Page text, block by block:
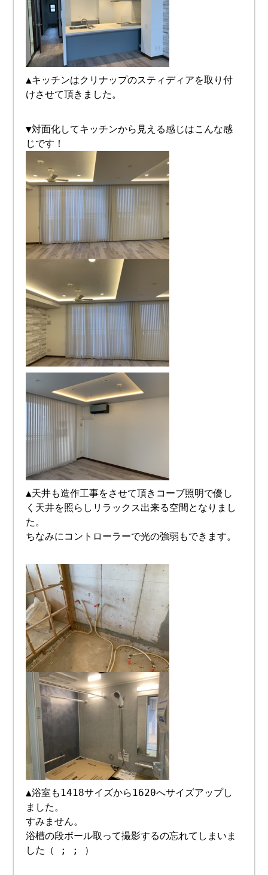
▲キッチンはクリナップのスティディアを取り付
けさせて頂きました。
▼対面化してキッチンから見える感じはこんな感
じです！
▲天井も造作工事をさせて頂きコーブ照明で優し
く天井を照らしリラックス出来る空間となりまし
た。
ちなみにコントローラーで光の強弱もできます。
▲浴室も1418サイズから1620へサイズアップし
ました。
すみません。
浴槽の段ボール取って撮影するの忘れてしまいま
した（ ; ; ）